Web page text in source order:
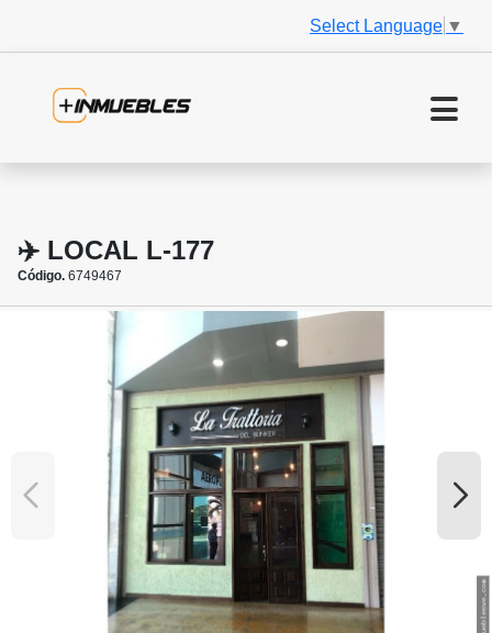
Select Language ▼
✈️ LOCAL L-177
Código. 6749467